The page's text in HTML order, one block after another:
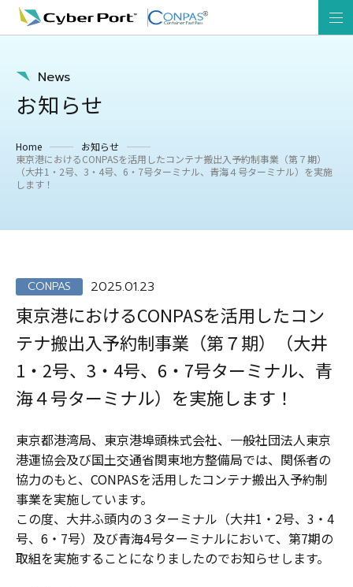
News
お知らせ
Home
お知らせ
東京港におけるCONPASを活用したコンテナ搬出入予約制事業（第７期）
（大井1・2号、3・4号、6・7号ターミナル、青海４号ターミナル）を実施
します！
CONPAS 2025.01.23
東京港におけるCONPASを活用したコン
テナ搬出入予約制事業（第７期）（大井
1・2号、3・4号、6・7号ターミナル、青
海４号ターミナル）を実施します！
東京都港湾局、東京港埠頭株式会社、一般社団法人東京
港運協会及び国土交通省関東地方整備局では、関係者の
協力のもと、CONPASを活用したコンテナ搬出入予約制
事業を実施しています。
この度、大井ふ頭内の３ターミナル（大井1・2号、3・4
号、6・7号）及び青海4号ターミナルにおいて、第7期の
取組を実施することになりましたのでお知らせします。